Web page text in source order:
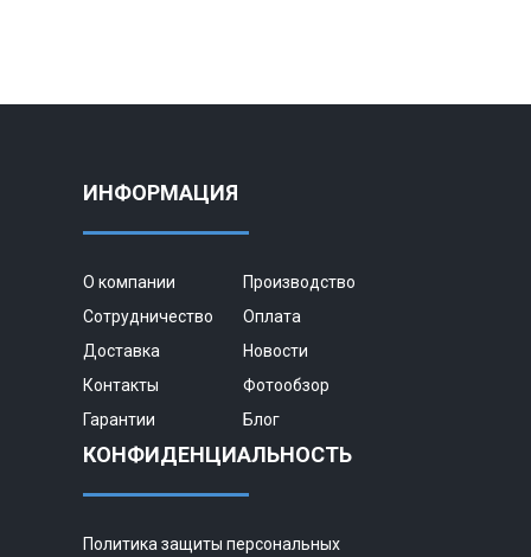
ИНФОРМАЦИЯ
О компании
Производство
Сотрудничество
Оплата
Доставка
Новости
Контакты
Фотообзор
Гарантии
Блог
КОНФИДЕНЦИАЛЬНОСТЬ
Политика защиты персональных